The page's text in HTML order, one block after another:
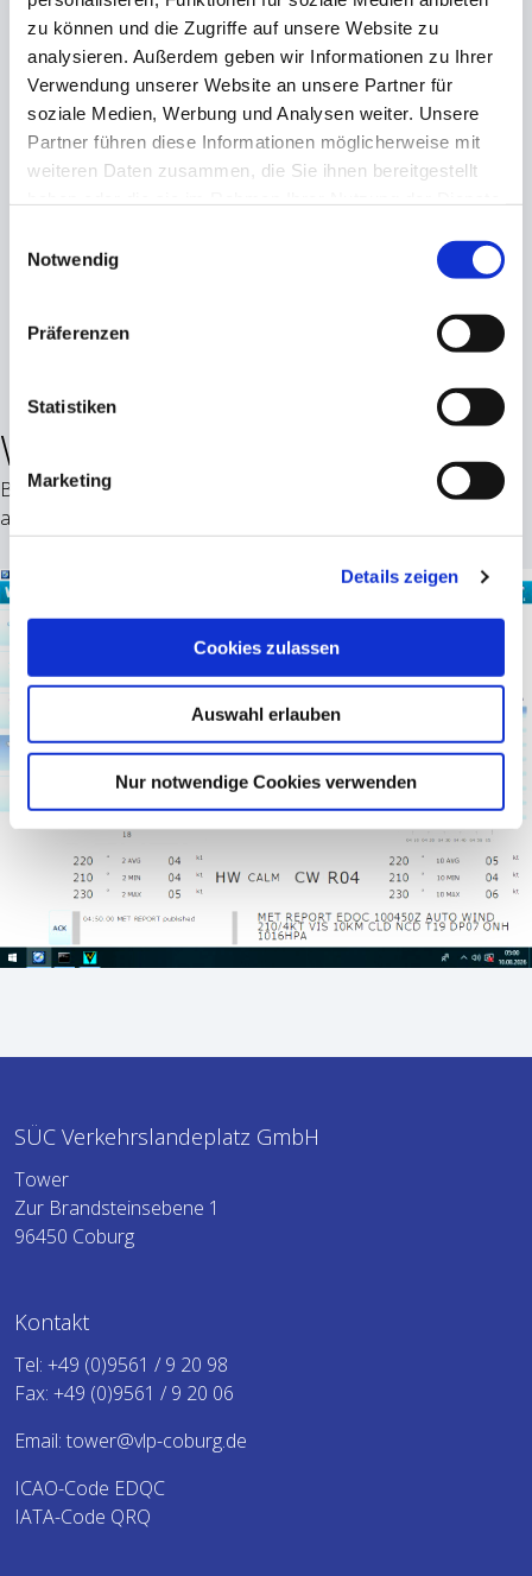
zu können und die Zugriffe auf unsere Website zu
analysieren. Außerdem geben wir Informationen zu Ihrer
Verwendung unserer Website an unsere Partner für
soziale Medien, Werbung und Analysen weiter. Unsere
Partner führen diese Informationen möglicherweise mit
weiteren Daten zusammen, die Sie ihnen bereitgestellt
Notwendig
Präferenzen
Statistiken
Marketing
Details zeigen
Cookies zulassen
Auswahl erlauben
Nur notwendige Cookies verwenden
Wetterdaten
Bitte die Seite aktualisieren, um die aktuellen Wetterdaten
anzuzeigen!
SÜC Verkehrslandeplatz GmbH
Tower
Zur Brandsteinsebene 1
96450 Coburg
Kontakt
Tel: +49 (0)9561 / 9 20 98
Fax: +49 (0)9561 / 9 20 06
Email: tower@vlp-coburg.de
ICAO-Code EDQC
IATA-Code QRQ